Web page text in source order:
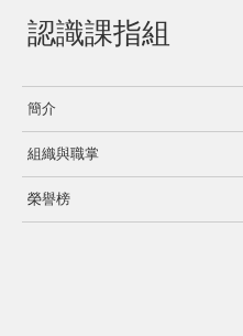
認識課指組
簡介
組織與職掌
榮譽榜